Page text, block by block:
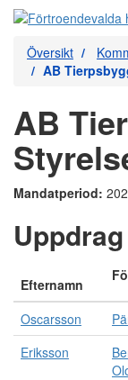
Översikt
AB
AB
Mandatperiod:
Uppdrag
Efternamn
Oscarsson
Eriksson